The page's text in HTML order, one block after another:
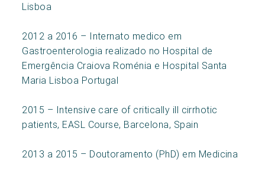
Lisboa
2012 a 2016 – Internato medico em
Gastroenterologia realizado no Hospital de
Emergência Craiova Roménia e Hospital Santa
Maria Lisboa Portugal
2015 – Intensive care of critically ill cirrhotic
patients, EASL Course, Barcelona, Spain
2013 a 2015 – Doutoramento (PhD) em Medicina